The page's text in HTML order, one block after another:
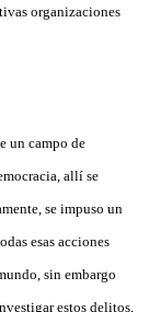
organizaciones
un campo de
allí se
se impuso un
esas acciones
sin embargo
estos delitos,